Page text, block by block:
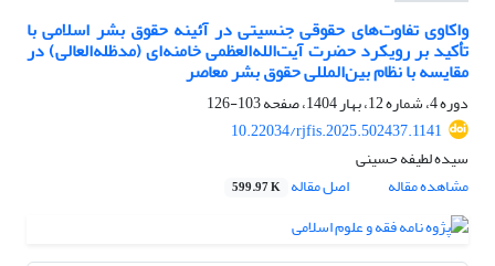
واکاوی تفاوت‌های حقوقی جنسیتی در آئینه حقوق بشر اسلامی با
تأکید بر رویکرد حضرت آیت‌الله‌العظمی خامنه‌ای (مدظله‌العالی) در
مقایسه با نظام بین‌المللی حقوق بشر معاصر
دوره 4، شماره 12، بهار 1404، صفحه
103-126
10.22034/rjfis.2025.502437.1141
سیده لطیفه حسینی
مشاهده مقاله
اصل مقاله 599.97 K